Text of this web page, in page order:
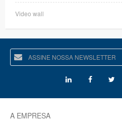
Video wall
A EMPRESA